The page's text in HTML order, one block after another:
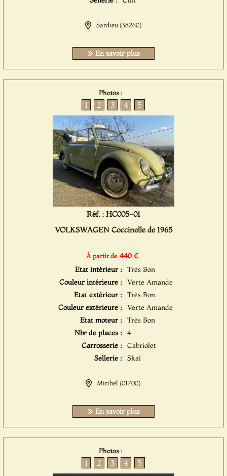
Sardieu (38260)
En savoir plus
Photos :
1 2 3 4 5
Réf. : HC005-01
VOLKSWAGEN Coccinelle de 1965
À partir de 440 €
Etat intérieur : Très Bon
Couleur intérieure : Verte Amande
Etat extérieur : Très Bon
Couleur extérieure : Verte Amande
Etat moteur : Très Bon
Nbr de places : 4
Carrosserie : Cabriolet
Sellerie : Skai
Miribel (01700)
En savoir plus
Photos :
1 2 3 4 5